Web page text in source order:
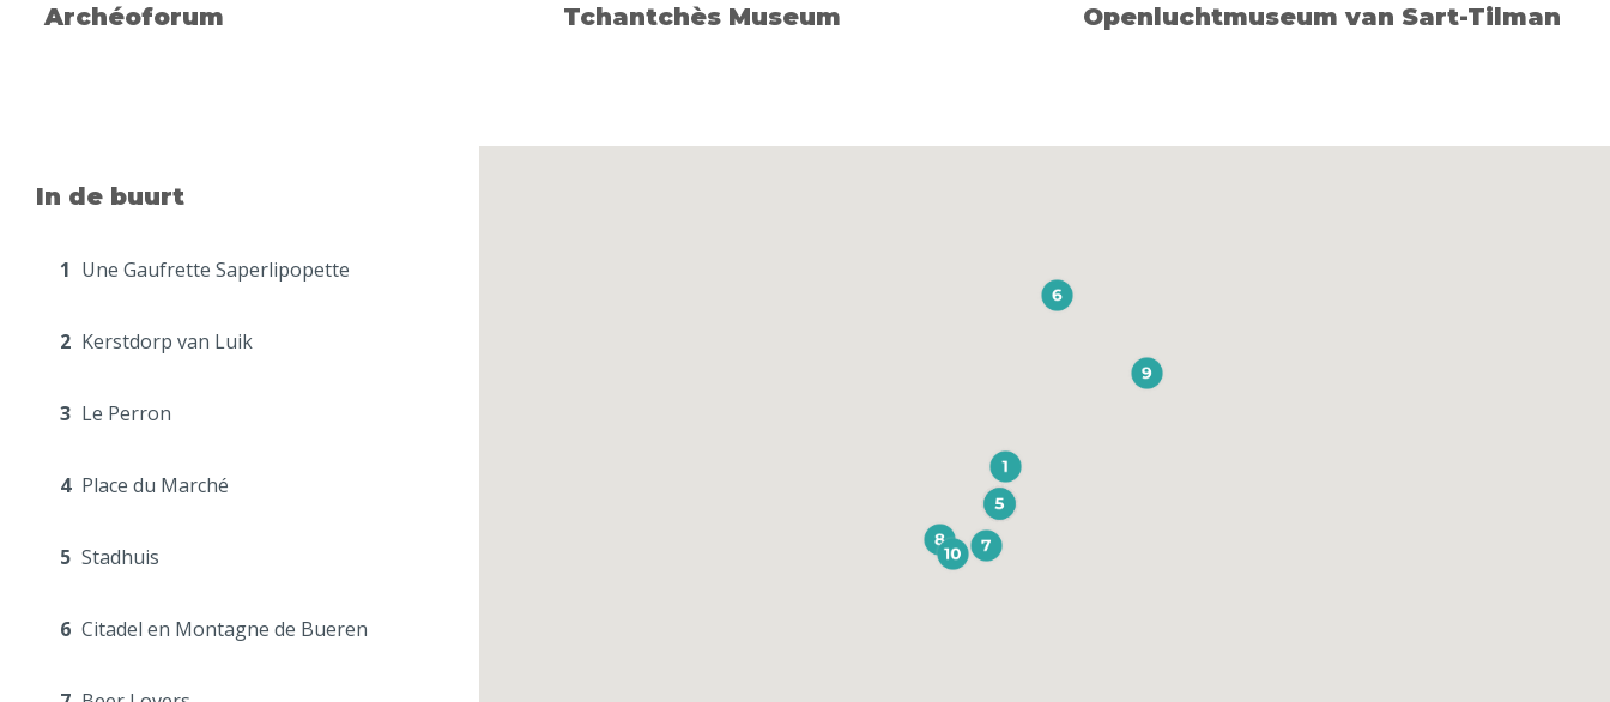
Archéoforum Tchantchès Museum Openluchtmuseum van Sart-Tilman
In de buurt
1 Une Gaufrette Saperlipopette
2 Kerstdorp van Luik
3 Le Perron
4 Place du Marché
5 Stadhuis
6 Citadel en Montagne de Bueren